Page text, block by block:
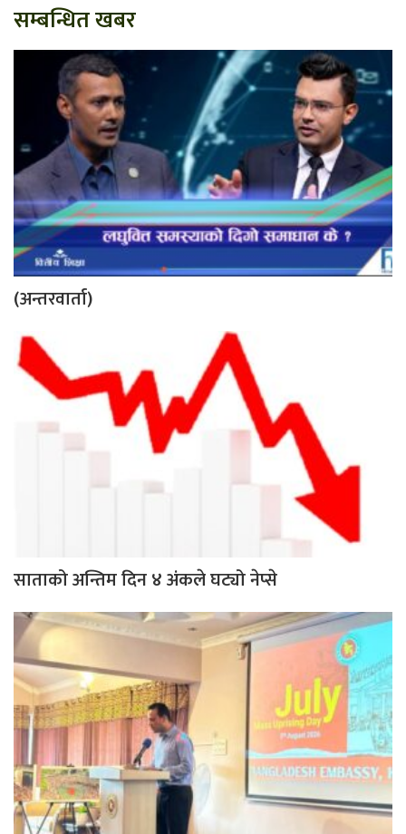
सम्बन्धित खबर
(अन्तरवार्ता)
साताको अन्तिम दिन ४ अंकले घट्यो नेप्से